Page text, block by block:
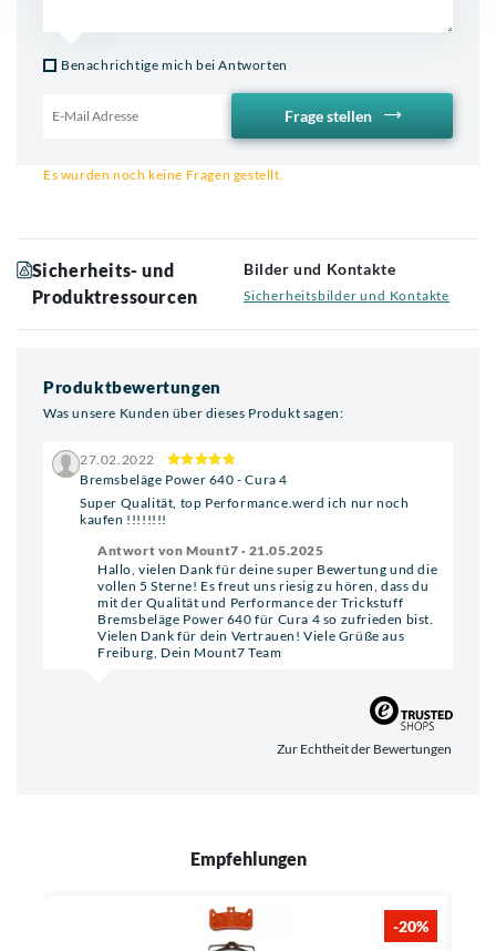
Benachrichtige mich bei Antworten
Frage stellen
Es wurden noch keine Fragen gestellt.
Sicherheits- und
Produktressourcen
Bilder und Kontakte
Sicherheitsbilder und Kontakte
Produktbewertungen
Was unsere Kunden über dieses Produkt sagen:
27.02.2022
Bremsbeläge Power 640 - Cura 4
Super Qualität, top Performance.werd ich nur noch
kaufen !!!!!!!!
Antwort von Mount7 · 21.05.2025
Hallo, vielen Dank für deine super Bewertung und die
vollen 5 Sterne! Es freut uns riesig zu hören, dass du
mit der Qualität und Performance der Trickstuff
Bremsbeläge Power 640 für Cura 4 so zufrieden bist.
Vielen Dank für dein Vertrauen! Viele Grüße aus
Freiburg, Dein Mount7 Team
Zur Echtheit der Bewertungen
Empfehlungen
-20%